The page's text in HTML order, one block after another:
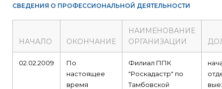
СВЕДЕНИЯ О ПРОФЕССИОНАЛЬНОЙ ДЕЯТЕЛЬНОСТИ
НАЧАЛО ОКОНЧАНИЕ
НАИМЕНОВАНИЕ
ОРГАНИЗАЦИИ
02.02.2009
По
настоящее
время
Филиал ППК
"Роскадастр" по
Тамбовской